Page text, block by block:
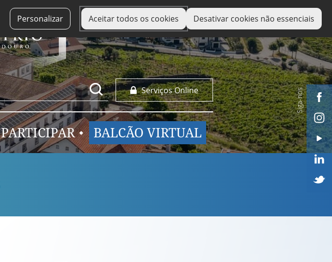
Personalizar Aceitar todos os cookies Desativar cookies não essenciais
Serviços Online
PARTICIPAR BALCÃO VIRTUAL
Siga-nos